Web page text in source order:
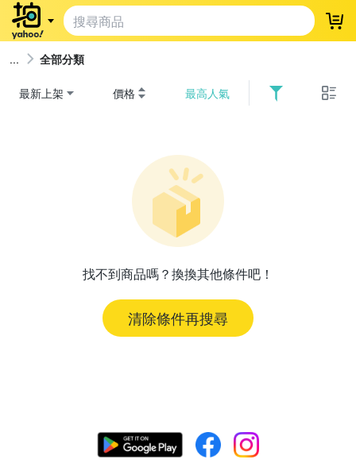
登
全部分類
最新上架 價格 最高人氣
找不到商品嗎？換換其他條件吧！
清除條件再搜尋